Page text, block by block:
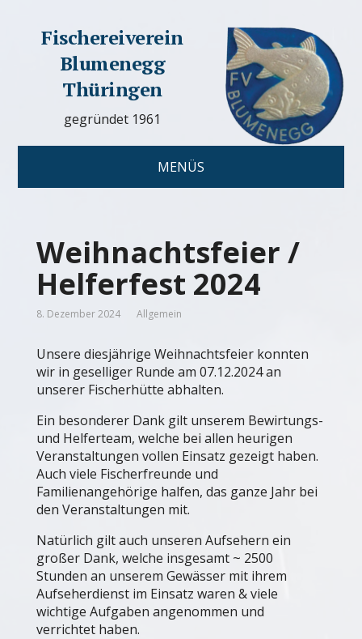
Fischereiverein
Blumenegg
Thüringen
gegründet 1961
MENÜS
Weihnachtsfeier /
Helferfest 2024
8. Dezember 2024 Allgemein
Unsere diesjährige Weihnachtsfeier konnten
wir in geselliger Runde am 07.12.2024 an
unserer Fischerhütte abhalten.
Ein besonderer Dank gilt unserem Bewirtungs-
und Helferteam, welche bei allen heurigen
Veranstaltungen vollen Einsatz gezeigt haben.
Auch viele Fischerfreunde und
Familienangehörige halfen, das ganze Jahr bei
den Veranstaltungen mit.
Natürlich gilt auch unseren Aufsehern ein
großer Dank, welche insgesamt ~ 2500
Stunden an unserem Gewässer mit ihrem
Aufseherdienst im Einsatz waren & viele
wichtige Aufgaben angenommen und
verrichtet haben.